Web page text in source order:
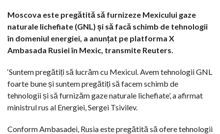
Moscova este pregătită să furnizeze Mexicului gaze
naturale lichefiate (GNL) și să facă schimb de tehnologii
în domeniul energiei, a anunțat pe platforma X
Ambasada Rusiei în Mexic, transmite Reuters.
‘Suntem pregătiți să lucrăm cu Mexicul. Avem tehnologii GNL
foarte bune și suntem pregătiți să facem schimb de
tehnologii și să furnizăm gaze naturale lichefiate’, a afirmat
ministrul rus al Energiei, Sergei Tsivilev.
Conform Ambasadei, Rusia este pregătită să ofere tehnologii